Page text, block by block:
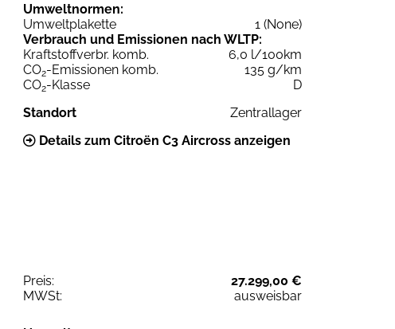
Umweltnormen:
Umweltplakette
1 (None)
Verbrauch und Emissionen nach WLTP:
Kraftstoffverbr. komb.
6,0 l/100km
CO2-Emissionen komb.
135 g/km
CO2-Klasse
D
Standort
Zentrallager
Details zum Citroën C3 Aircross anzeigen
Preis:
27.299,00 €
MWSt:
ausweisbar